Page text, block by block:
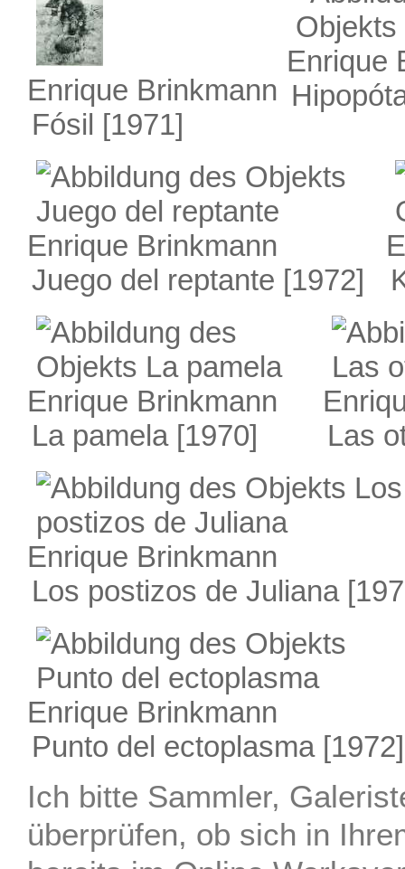
Enrique Brinkmann
Fósil [1971]
Enrique
Enrique Brinkmann
Juego del reptante [1972]
Enrique Brinkmann
La pamela[1970]
Las
Enrique Brinkmann
Los postizos de Juliana
Enrique Brinkmann
Punto del ectoplasma[1972]
Ich bitte Sammler,
überprüfen, ob sich in